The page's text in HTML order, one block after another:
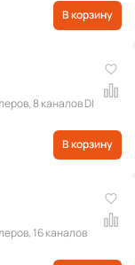
В корзину
8 каналов DI
В корзину
16 каналов